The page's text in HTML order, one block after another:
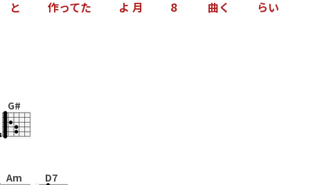
と 作ってた よ 月 8 曲く らい
G#
Am D7